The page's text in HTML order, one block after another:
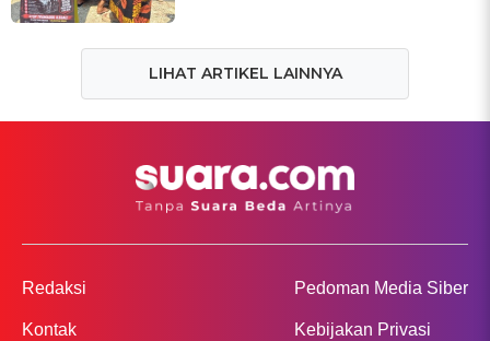
LIHAT ARTIKEL LAINNYA
Redaksi
Kontak
Pedoman Media Siber
Kebijakan Privasi